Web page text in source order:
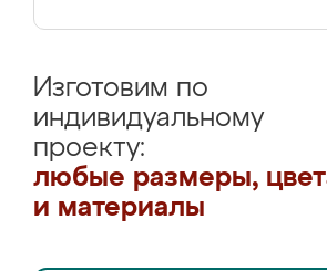
Изготовим по
индивидуальному
проекту:
любые размеры,
и материалы